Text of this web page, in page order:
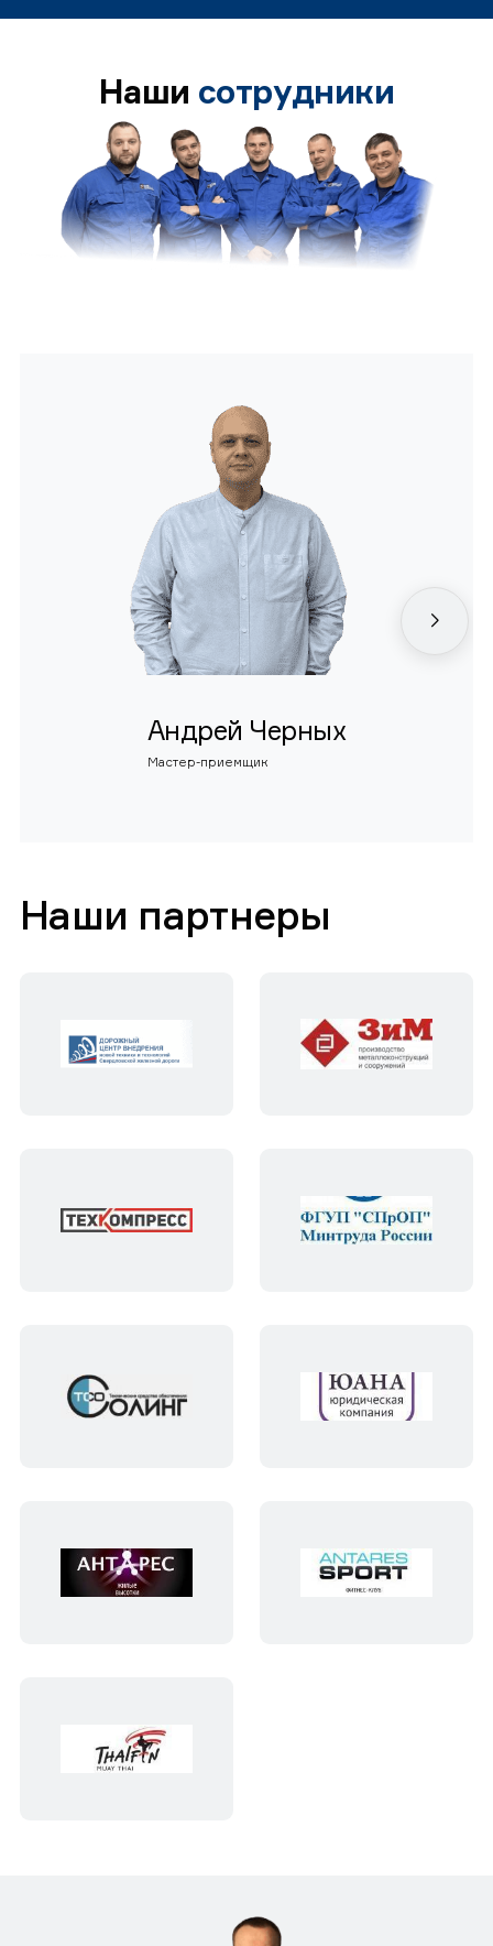
Наши сотрудники
Андрей Черных
Мастер-приемщик
Наши партнеры